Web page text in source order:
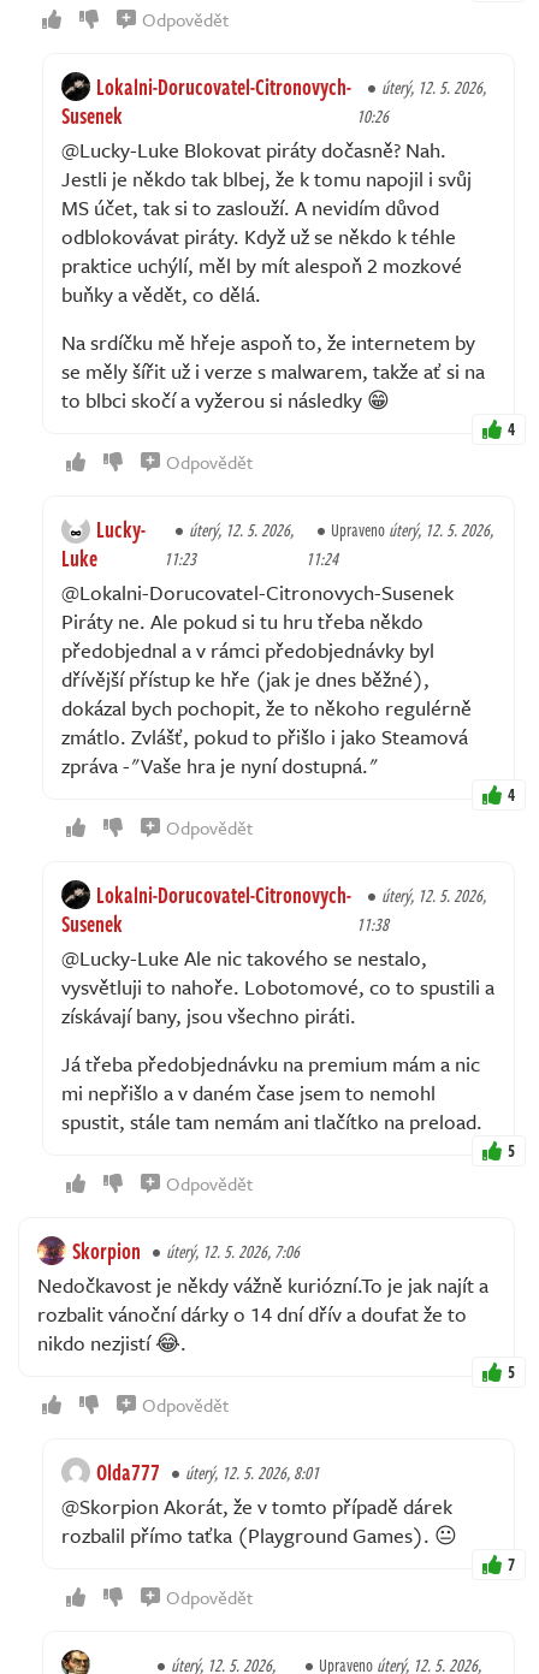
Odpovědět
Lokalni-Dorucovatel-Citronovych-
Susenek
úterý, 12. 5. 2026,
10:26
@Lucky-Luke Blokovat piráty dočasně? Nah.
Jestli je někdo tak blbej, že k tomu napojil i svůj
MS účet, tak si to zaslouží. A nevidím důvod
odblokovávat piráty. Když už se někdo k téhle
praktice uchýlí, měl by mít alespoň 2 mozkové
buňky a vědět, co dělá.
Na srdíčku mě hřeje aspoň to, že internetem by
se měly šířit už i verze s malwarem, takže ať si na
to blbci skočí a vyžerou si následky 😁
4
Odpovědět
Lucky-
Luke
úterý, 12. 5. 2026,
11:23
Upravenoúterý, 12. 5. 2026,
11:24
@Lokalni-Dorucovatel-Citronovych-Susenek
Piráty ne. Ale pokud si tu hru třeba někdo
předobjednal a v rámci předobjednávky byl
dřívější přístup ke hře (jak je dnes běžné),
dokázal bych pochopit, že to někoho regulérně
zmátlo. Zvlášť, pokud to přišlo i jako Steamová
zpráva -"Vaše hra je nyní dostupná."
4
Odpovědět
Lokalni-Dorucovatel-Citronovych-
Susenek
úterý, 12. 5. 2026,
11:38
@Lucky-Luke Ale nic takového se nestalo,
vysvětluji to nahoře. Lobotomové, co to spustili a
získávají bany, jsou všechno piráti.
Já třeba předobjednávku na premium mám a nic
mi nepřišlo a v daném čase jsem to nemohl
spustit, stále tam nemám ani tlačítko na preload.
5
Odpovědět
Skorpion úterý, 12. 5. 2026, 7:06
Nedočkavost je někdy vážně kuriózní.To je jak najít a
rozbalit vánoční dárky o 14 dní dřív a doufat že to
nikdo nezjistí 😂.
5
Odpovědět
Olda777 úterý, 12. 5. 2026, 8:01
@Skorpion Akorát, že v tomto případě dárek
rozbalil přímo taťka (Playground Games). 😐
7
Odpovědět
úterý, 12. 5. 2026, Upravenoúterý, 12. 5. 2026,